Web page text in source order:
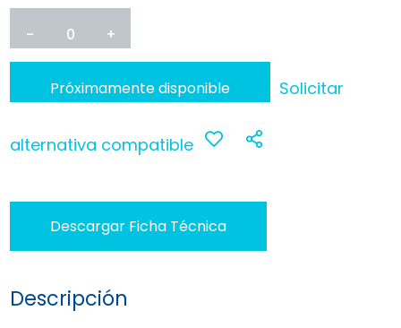
- 0 +
Próximamente disponible Solicitar
alternativa compatible
a
favoritos
Descargar Ficha Técnica
Descripción